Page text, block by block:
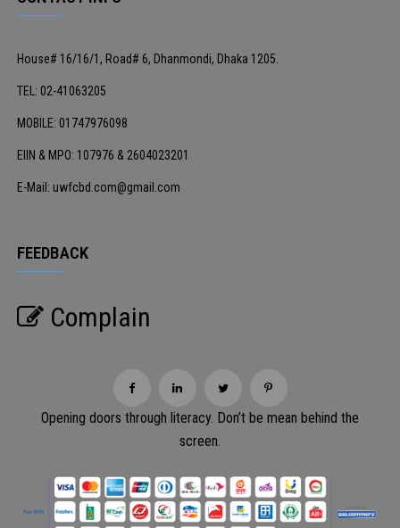
House# 16/16/1, Road# 6, Dhanmondi, Dhaka 1205.
TEL: 02-41063205
MOBILE: 01747976098
EIIN & MPO: 107976 & 2604023201
E-Mail: uwfcbd.com@gmail.com
FEEDBACK
Complain
Opening doors through literacy. Don’t be mean behind the
screen.